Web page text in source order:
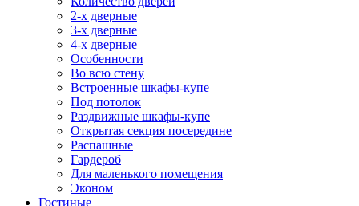
2-х дверные
3-х дверные
4-х дверные
Особенности
Во всю стену
Встроенные шкафы-купе
Под потолок
Раздвижные шкафы-купе
Открытая секция посередине
Распашные
Гардероб
Для маленького помещения
Эконом
Гостиные